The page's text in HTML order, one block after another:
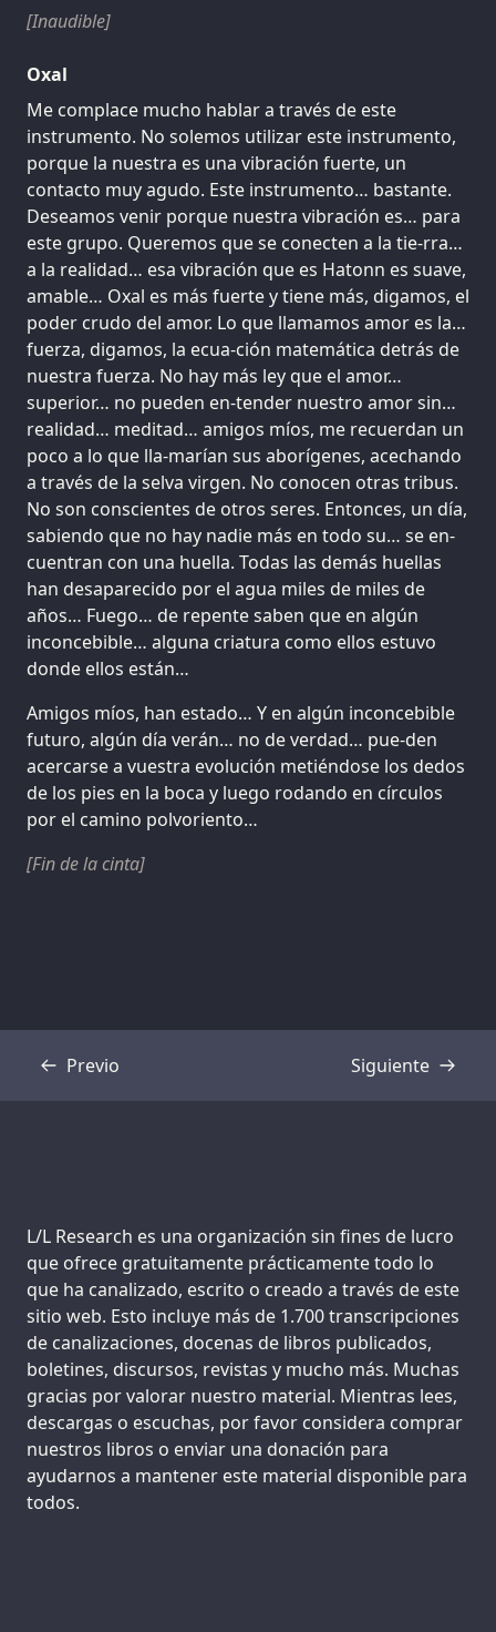
[Inaudible]
Oxal
Me complace mucho hablar a través de este
instrumento. No solemos utilizar este instrumento,
porque la nuestra es una vibración fuerte, un
contacto muy agudo. Este instrumento… bastante.
Deseamos venir porque nuestra vibración es… para
este grupo. Queremos que se conecten a la tie-rra…
a la realidad… esa vibración que es Hatonn es suave,
amable… Oxal es más fuerte y tiene más, digamos, el
poder crudo del amor. Lo que llamamos amor es la…
fuerza, digamos, la ecua-ción matemática detrás de
nuestra fuerza. No hay más ley que el amor…
superior… no pueden en-tender nuestro amor sin…
realidad… meditad… amigos míos, me recuerdan un
poco a lo que lla-marían sus aborígenes, acechando
a través de la selva virgen. No conocen otras tribus.
No son conscientes de otros seres. Entonces, un día,
sabiendo que no hay nadie más en todo su… se en-
cuentran con una huella. Todas las demás huellas
han desaparecido por el agua miles de miles de
años… Fuego… de repente saben que en algún
inconcebible… alguna criatura como ellos estuvo
donde ellos están…
Amigos míos, han estado… Y en algún inconcebible
futuro, algún día verán… no de verdad… pue-den
acercarse a vuestra evolución metiéndose los dedos
de los pies en la boca y luego rodando en círculos
por el camino polvoriento…
[Fin de la cinta]
Previo
Transcripción Siguiente
Transcripción
Support us:
L/L Research es una organización sin fines de lucro
que ofrece gratuitamente prácticamente todo lo
que ha canalizado, escrito o creado a través de este
sitio web. Esto incluye más de 1.700 transcripciones
de canalizaciones, docenas de libros publicados,
boletines, discursos, revistas y mucho más. Muchas
gracias por valorar nuestro material. Mientras lees,
descargas o escuchas, por favor considera comprar
nuestros libros o enviar una donación para
ayudarnos a mantener este material disponible para
todos.